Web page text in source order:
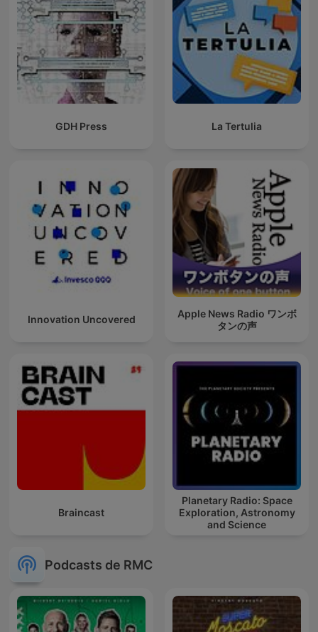
GDH Press La Tertulia
Innovation Uncovered
Apple News Radio ワンボ
タンの声
Braincast
Planetary Radio: Space
Exploration, Astronomy
and Science
Podcasts de RMC